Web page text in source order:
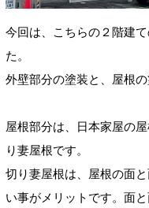
今回は、こちらの２階建
た。
外壁部分の塗装と、屋根
屋根部分は、日本家屋の
り妻屋根です。
切り妻屋根は、屋根の面
い事がメリットです。面